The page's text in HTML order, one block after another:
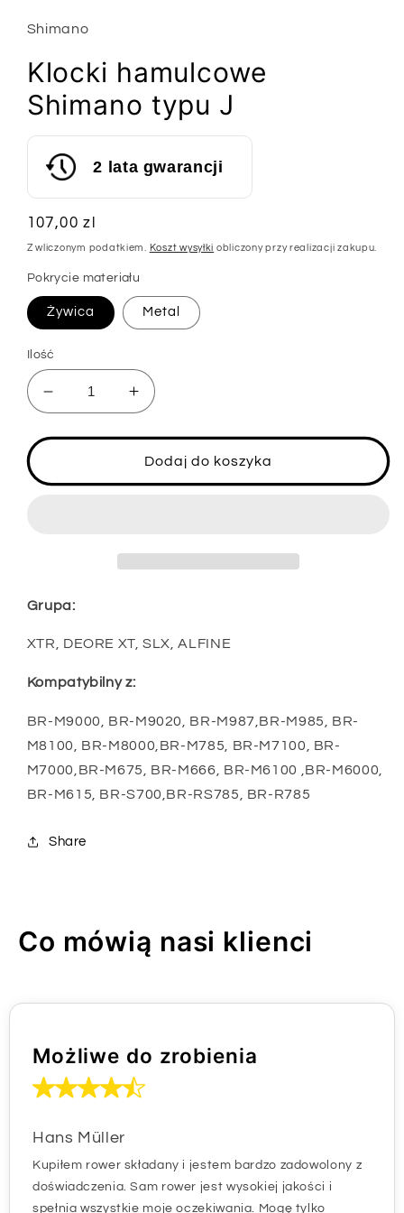
Shimano
Klocki hamulcowe
Shimano typu J
2 lata gwarancji
Cena
regularna
107,00 zl
Z wliczonym podatkiem. Koszt wysyłki obliczony przy realizacji zakupu.
Pokrycie materiału
Żywica Metal
Ilość
Zmniejsz
ilość
dla
hamulcowe
Zwiększ
ilość
dla
Klocki
hamulcowe
Dodaj do koszyka
Grupa:
XTR, DEORE XT, SLX, ALFINE
Kompatybilny z:
BR-M9000, BR-M9020, BR-M987,BR-M985, BR-
M8100, BR-M8000,BR-M785, BR-M7100, BR-
M7000,BR-M675, BR-M666, BR-M6100 ,BR-M6000,
BR-M615, BR-S700,BR-RS785, BR-R785
Share
Co mówią nasi klienci
Możliwe do zrobienia
Hans Müller
Kupiłem rower składany i jestem bardzo zadowolony z
doświadczenia. Sam rower jest wysokiej jakości i
spełnia wszystkie moje oczekiwania. Mogę tylko